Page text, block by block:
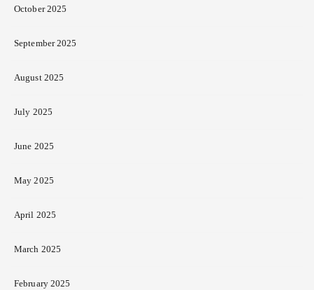
October 2025
September 2025
August 2025
July 2025
June 2025
May 2025
April 2025
March 2025
February 2025